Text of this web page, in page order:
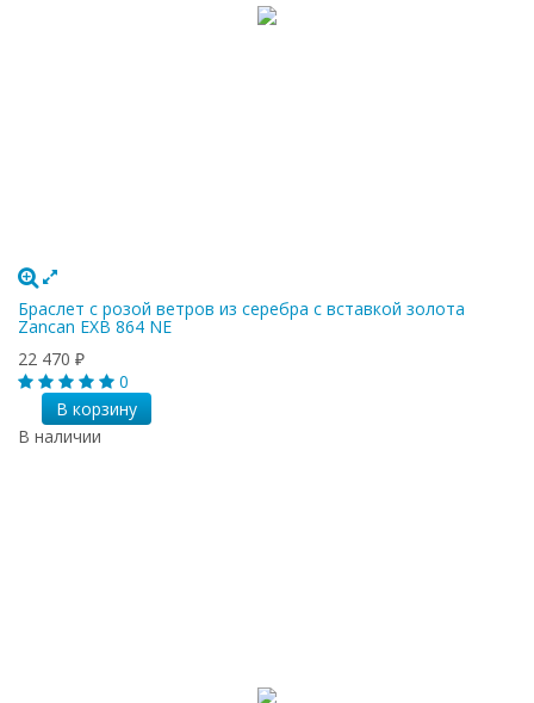
Браслет с розой ветров из серебра с вставкой золота
Zancan EXB 864 NE
22 470 ₽
0
В корзину
В наличии